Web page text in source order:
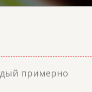
примерно